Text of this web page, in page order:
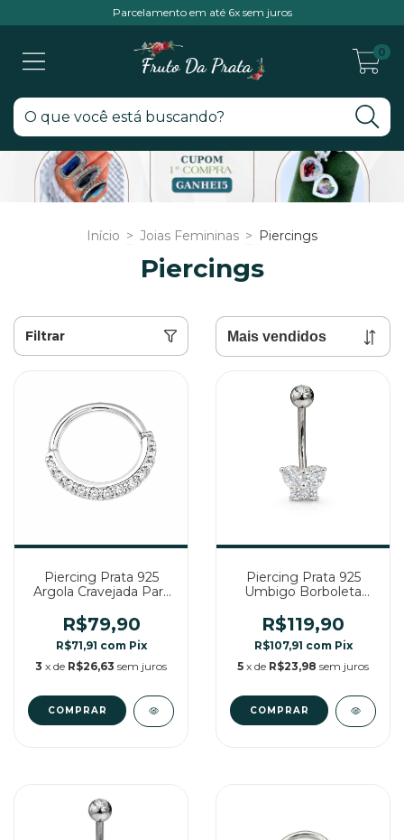
Parcelamento em até 6x sem juros
0
Início > Joias Femininas > Piercings
Piercings
Filtrar
Piercing Prata 925
Argola Cravejada Para
R$79,90
R$71,91 com Pix
3 x de R$26,63 sem juros
Piercing Prata 925
Umbigo Borboleta
R$119,90
R$107,91 com Pix
5 x de R$23,98 sem juros